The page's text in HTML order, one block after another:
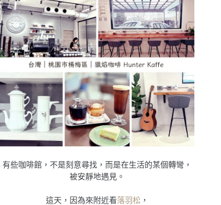
有些咖啡館，不是刻意尋找，而是在生活的某個轉彎，
被安靜地遇見。
這天，因為來附近看落羽松 ，